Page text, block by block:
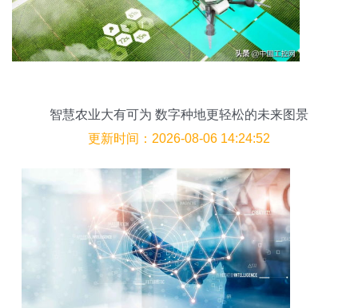
智慧农业大有可为 数字种地更轻松的未来图景
更新时间：2026-08-06 14:24:52